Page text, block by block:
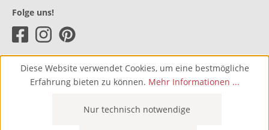
Folge uns!
Diese Website verwendet Cookies, um eine bestmögliche
Erfahrung bieten zu können. Mehr Informationen ...
Nur technisch notwendige